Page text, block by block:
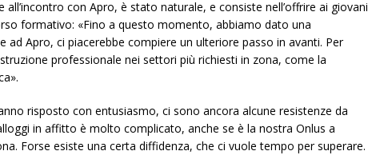
all’incontro con Apro, è stato naturale, e consiste nell’offrire ai giovani
formativo: «Fino a questo momento, abbiamo dato una
ad Apro, ci piacerebbe compiere un ulteriore passo in avanti. Per
professionale nei settori più richiesti in zona, come la
risposto con entusiasmo, ci sono ancora alcune resistenze da
in affitto è molto complicato, anche se è la nostra Onlus a
Forse esiste una certa diffidenza, che ci vuole tempo per superare.